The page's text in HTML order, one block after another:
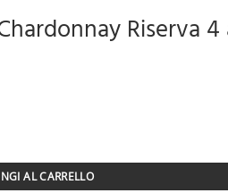
Riserva
Riserva 4 anni
AL CARRELLO